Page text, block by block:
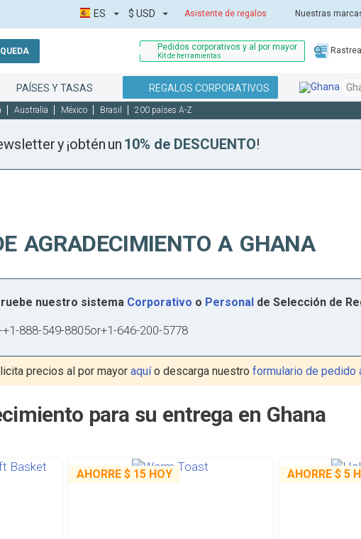
Asistente de regalos Nuestras
ES $ USD
Pedidos corporativos y al por mayor
Kit de herramientas
PAÍSES Y TASAS REGALOS CORPORATIVOS
Australia México Brasil 200 países A-Z
y ¡obtén un 10% de DESCUENTO!
AGRADECIMIENTO A GHANA
nuestro sistema Corporativo o Personal de Selección de
-+1-888-549-8805or+1-646-200-5778
precios al por mayor aquío descarga nuestro formulario de pedido
para su entrega en Ghana
AHORRE $ 15HOY AHORRE$ 5